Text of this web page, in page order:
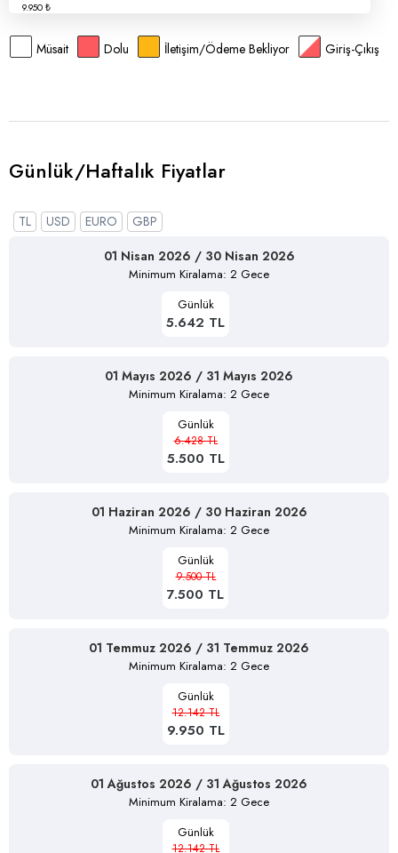
Müsait Dolu İletişim/Ödeme Bekliyor Giriş-Çıkış
Günlük/Haftalık Fiyatlar
TL USD EURO
GBP
01 Nisan 2026 / 30 Nisan 2026
Minimum Kiralama: 2 Gece
Günlük
5.642 TL
01 Mayıs 2026 / 31 Mayıs 2026
Minimum Kiralama: 2 Gece
Günlük
6.428 TL
5.500 TL
01 Haziran 2026 / 30 Haziran 2026
Minimum Kiralama: 2 Gece
Günlük
9.500 TL
7.500 TL
01 Temmuz 2026 / 31 Temmuz 2026
Minimum Kiralama: 2 Gece
Günlük
12.142 TL
9.950 TL
01 Ağustos 2026 / 31 Ağustos 2026
Minimum Kiralama: 2 Gece
Günlük
12.142 TL